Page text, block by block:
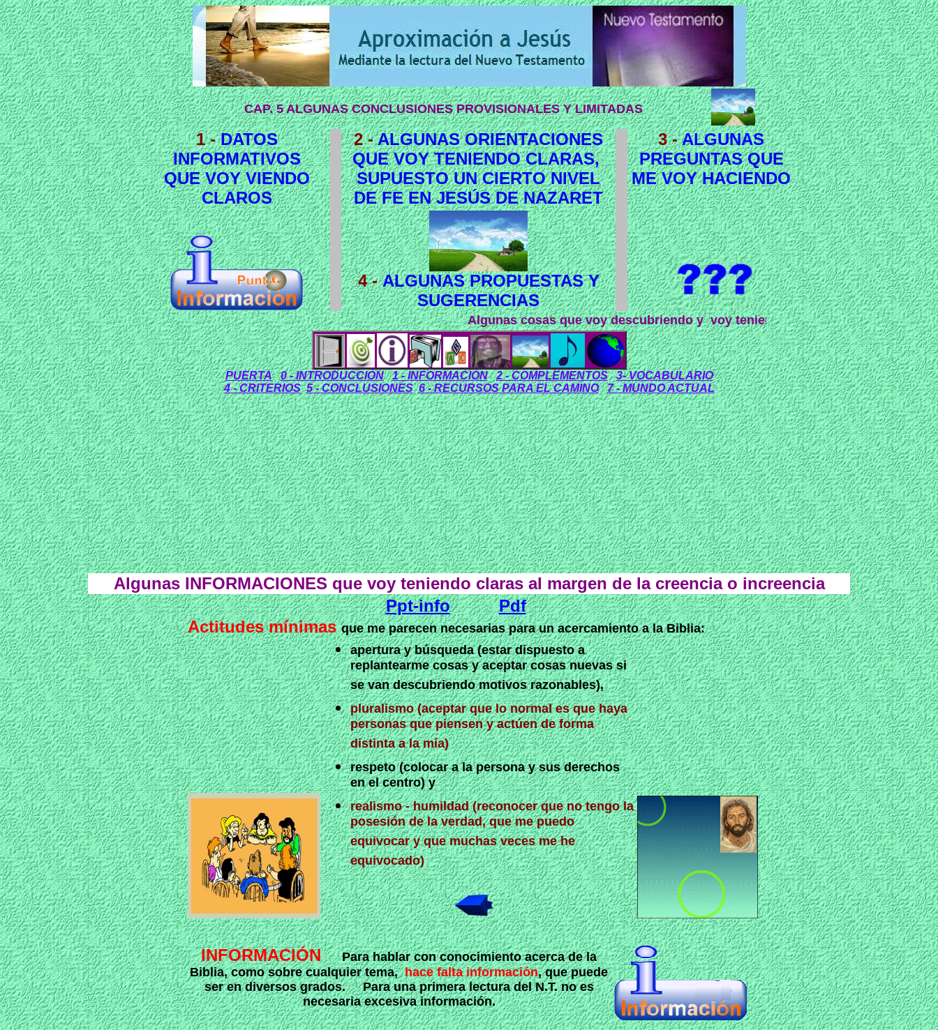
CAP. 5 ALGUNAS CONCLUSIONES PROVISIONALES Y LIMITADAS
1 - DATOS
INFORMATIVOS
QUE VOY VIENDO
CLAROS
2 - ALGUNAS ORIENTACIONES
QUE VOY TENIENDO CLARAS,
SUPUESTO UN CIERTO NIVEL
DE FE EN JESÚS DE NAZARET
3 - ALGUNAS
PREGUNTAS QUE
ME VOY HACIENDO
4 - ALGUNAS PROPUESTAS Y
SUGERENCIAS
Algunas cosas que voy descubriendo y voy teniendo claras y algunas preguntas que me
PUERTA 0 - INTRODUCCIÓN 1 - INFORMACIÓN 2 - COMPLEMENTOS
3- VOCABULARIO
4 - CRITERIOS 5 - CONCLUSIONES 6 - RECURSOS PARA EL CAMINO 7 - MUNDO ACTUAL
Algunas INFORMACIONES que voy teniendo claras al margen de la creencia o increencia
Ppt-info
Pdf
Actitudes mínimasque me parecen necesarias para un acercamiento a la Biblia:
apertura y búsqueda (estar dispuesto a
replantearme cosas y aceptar cosas nuevas si
se van descubriendo motivos razonables),
pluralismo (aceptar que lo normal es que haya
personas que piensen y actúen de forma
distinta a la mía)
respeto (colocar a la persona y sus derechos
en el centro) y
realismo - humildad (reconocer que no tengo la
posesión de la verdad, que me puedo
equivocar y que muchas veces me he
equivocado)
INFORMACIÓNPara hablar con conocimiento acerca de la
Biblia, como sobre cualquier tema,hace falta información, que puede
ser en diversos grados. Para una primera lectura del N.T. no es
necesaria excesiva información.